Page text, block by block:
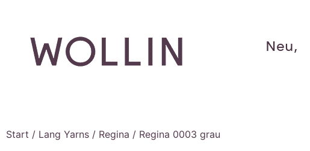
Neu,
Start / Lang Yarns / Regina / Regina 0003 grau